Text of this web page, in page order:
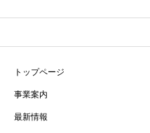
トップページ
事業案内
最新情報